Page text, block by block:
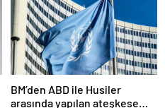
BM’den ABD ile Husiler
arasında yapılan ateşkese